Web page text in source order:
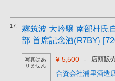
17.
霧筑波 大吟醸 南部杜氏
部 首席記念酒(R7BY)
写真はあ
りません
¥ 5,500 - 店頭販
合資会社浦里酒造